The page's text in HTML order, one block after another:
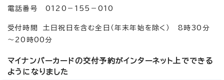
電話番号 0120－155－010
受付時間 土日祝日を含む全日（年末年始を除く） 8時30分
～20時00分
マイナンバーカードの交付予約がインターネット上でできる
ようになりました